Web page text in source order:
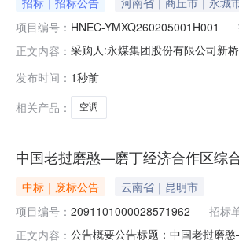
项目编号： HNEC-YMXQ260205001H001
正文内容： 采购人:永煤集团股份有限公司新
购]新桥煤矿报废空调以旧换新询
发布时间： 1秒前
相关产品：
空调
中国老挝磨憨—磨丁经济合作区综
中标｜废标公告
云南省｜昆明市
项目编号： 2091101000028571962 招标
正文内容： 公告概要公告标题：中国老挝磨